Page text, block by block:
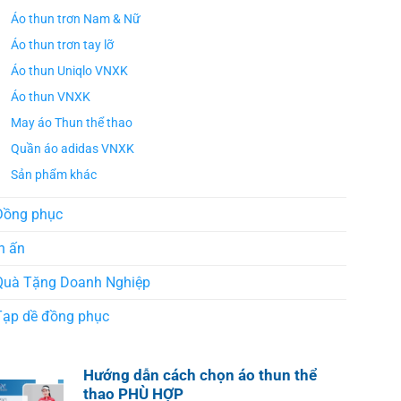
Áo thun trơn Nam & Nữ
Áo thun trơn tay lỡ
Áo thun Uniqlo VNXK
Áo thun VNXK
May áo Thun thể thao
Quần áo adidas VNXK
Sản phẩm khác
phục
ấn
Tặng Doanh Nghiệp
dề đồng phục
Hướng dẫn cách chọn áo thun thể
thao PHÙ HỢP